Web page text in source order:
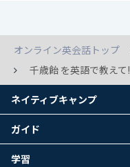
オンライン英会話トップ
千歳飴 を英語で教えて!
ネイティブキャンプ
ガイド
学習